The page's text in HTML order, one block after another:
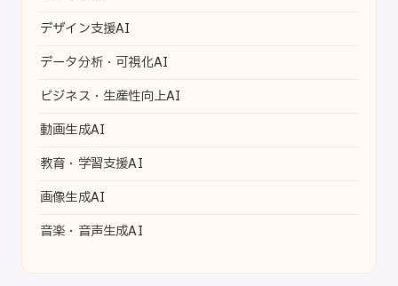
デザイン支援AI
データ分析・可視化AI
ビジネス・生産性向上AI
動画生成AI
教育・学習支援AI
画像生成AI
音楽・音声生成AI